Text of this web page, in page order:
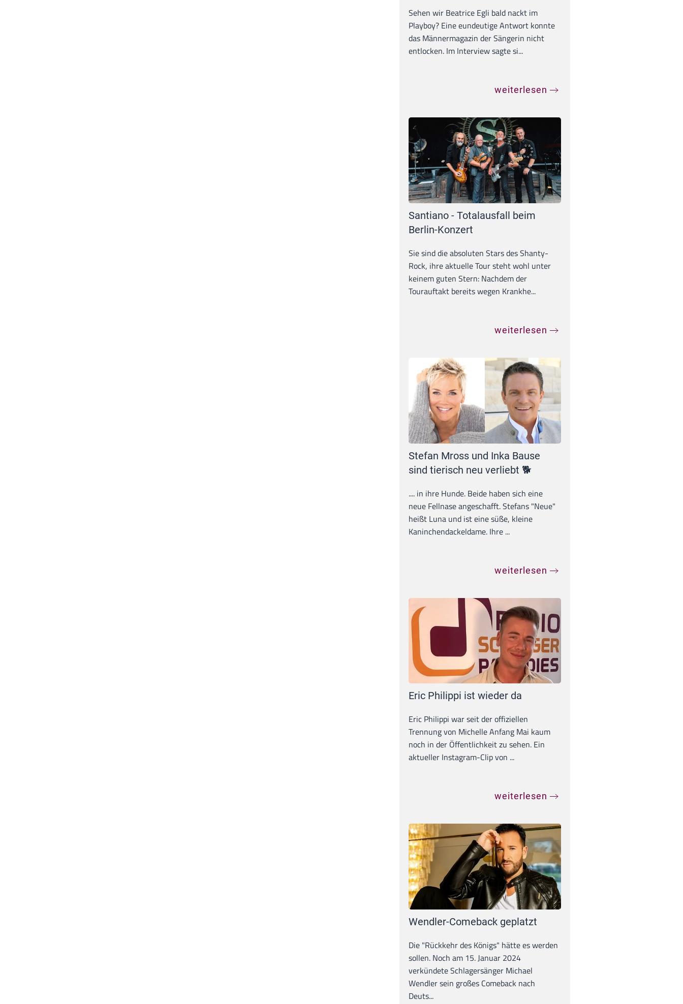
Sehen wir Beatrice Egli bald nackt im
Playboy? Eine eundeutige Antwort konnte
das Männermagazin der Sängerin nicht
entlocken. Im Interview sagte si...
weiterlesen
Santiano - Totalausfall beim
Berlin-Konzert
Sie sind die absoluten Stars des Shanty-
Rock, ihre aktuelle Tour steht wohl unter
keinem guten Stern: Nachdem der
Tourauftakt bereits wegen Krankhe...
weiterlesen
Stefan Mross und Inka Bause
sind tierisch neu verliebt 🐕
.... in ihre Hunde. Beide haben sich eine
neue Fellnase angeschafft. Stefans "Neue"
heißt Luna und ist eine süße, kleine
Kaninchendackeldame. Ihre ...
weiterlesen
Eric Philippi ist wieder da
Eric Philippi war seit der offiziellen
Trennung von Michelle Anfang Mai kaum
noch in der Öffentlichkeit zu sehen. Ein
aktueller Instagram-Clip von ...
weiterlesen
Wendler-Comeback geplatzt
Die "Rückkehr des Königs" hätte es werden
sollen. Noch am 15. Januar 2024
verkündete Schlagersänger Michael
Wendler sein großes Comeback nach
Deuts...